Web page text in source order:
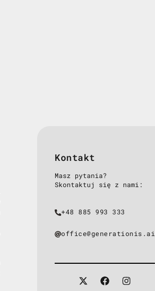
Kontakt
Masz pytania?
Skontaktuj się z nami:
+48 885 993 333
office@generationis.ai